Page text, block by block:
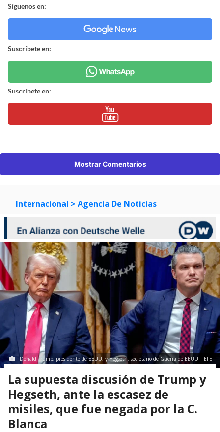
Síguenos en:
Suscríbete en:
Suscríbete en:
Mostrar Comentarios
Internacional > Agencia De Noticias
Donald Trump, presidente de EEUU, y Hegseth, secretario de Guerra de EEUU | EFE
La supuesta discusión de Trump y
Hegseth, ante la escasez de
misiles, que fue negada por la C.
Blanca